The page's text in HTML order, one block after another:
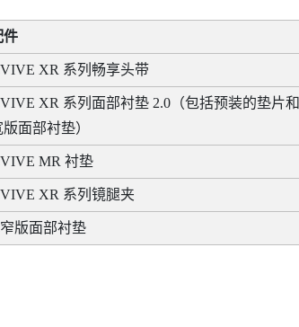
件
VIVE XR 系列畅享头带
VIVE XR 系列面部衬垫 2.0（包括预装的垫片和
版面部衬垫）
VIVE MR 衬垫
VIVE XR 系列镜腿夹
窄版面部衬垫